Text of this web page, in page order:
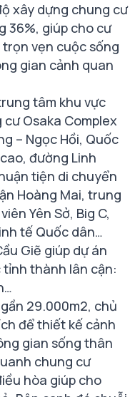
xây dựng chung cư
36%, giúp cho cư
vẹn cuộc sống
gian cảnh quan
tâm khu vực
Osaka Complex
– Ngọc Hồi, Quốc
đường Linh
tiện di chuyển
Hoàng Mai, trung
Yên Sở, Big C,
tế Quốc dân…
Giẽ giúp dự án
thành lân cận:
29.000m2, chủ
để thiết kế cảnh
gian sống thân
chung cư
hòa giúp cho